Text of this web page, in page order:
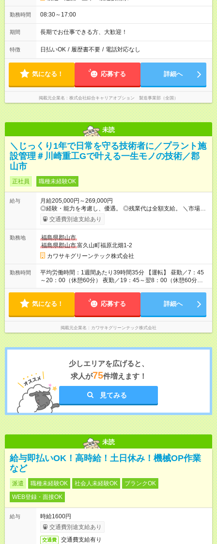
勤務時間 08:30～17:00
期間 長期でお仕事できる方、大歓迎！
特徴 日払いOK / 履歴書不要 / 電話対応なし
気になる！ 応募する 詳細へ
掲載元企業名 株式会社綜合キャリアオプション 製造事業部（全国）
未読
＼じっくり1年で日常を守る技術者に／プラント施
設管理＃川崎重工Gで叶える一生モノの技術／郡
山市
正社員 職種未経験OK
給与
月給205,000円～269,000円
◎経験・能力を考慮し、優遇。 ◎残業代は全額支給。 ＼市場価
値も収入もアップ／ 身につけたスキルや知識は、明確な基準で
給与に還元。頑張りを正当に評価します！ ★月々の給与にプラ
格者：月5万円 ・電気主任技術者3種／選任者：月5万円、有資
格者：月3万円 ・ボイラー・タービン主任技術者2種／選任者：
月4万円、有資格者：月2万円 ・下水道三種技術検定：月1000円
★資格取得時に支給されるお祝い金 ・監理技術者：2万円 ・公
害防止管理者：1万円 ・廃棄物処理施設長技術管理者：1万円 ・
非破壊試験技術士：5000円（初回のみ） ・エネルギー管理士：
・ボイラー技士2級：3000円 ・電気工事士1種：1万円 ・電気工
事士2種：5000円 ・衛生管理者1種：5000円 ・危険物取扱者甲
種・乙種（1～6含む）：5000円 【試用期間】試用期間あり 試
用期間の長さ：3ヶ月 雇用形態、給与は本採用時と同じです。
交通費別途支給あり
勤務地
福島県郡山市
福島県郡山市富久山町福原北畑1-2
カワサキグリーンテック株式会社
勤務時間
平均労働時間：1週間あたり39時間35分 【運転】 昼勤／7：45
～20：00（休憩60分） 夜勤／19：45～翌8：00（休憩60分）
【整備】 8：15～17：15（休憩60分） 平均労働時間：1週間あ
夜勤／19：45～翌8：00（休憩60分） 【整備】 8：15～17：
気になる！ 応募する 詳細へ
掲載元企業名 カワサキグリーンテック株式会社
少しエリアを広げると、
求人が75件増えます！
見てみる
未読
給与即払いOK！高時給！土日休み！機械OP作業
など
派遣 職種未経験OK 社会人未経験OK
ブランクOK
WEB登録・面接OK
給与
時給1600円
交通費別途支給あり
交通費 交通費支給有り